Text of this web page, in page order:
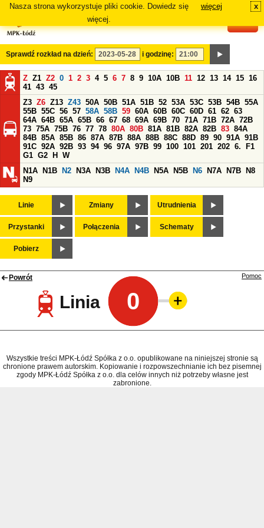
Nasza strona wykorzystuje pliki cookie. Dowiedz się
więcej.
więcej x
Sprawdź rozkład na dzień: i godzinę:
Z Z1 Z2 0 1 2 3 4 5 6 7 8 9 10A 10B 11 12 13 14 15 16
41 43 45
Z3 Z6 Z13 Z43 50A 50B 51A 51B 52 53A 53C 53B 54B 55A
55B 55C 56 57 58A 58B 59 60A 60B 60C 60D 61 62 63
64A 64B 65A 65B 66 67 68 69A 69B 70 71A 71B 72A 72B
73 75A 75B 76 77 78 80A 80B 81A 81B 82A 82B 83 84A
84B 85A 85B 86 87A 87B 88A 88B 88C 88D 89 90 91A 91B
91C 92A 92B 93 94 96 97A 97B 99 100 101 201 202 6.
F1
G1 G2 H
W
N1A
N1B N2 N3A N3B N4A N4B N5A N5B N6 N7A N7B
N8
N9
Linie Zmiany Utrudnienia
Przystanki Połączenia Schematy
Pobierz
Powrót
Linia 0
Pomoc
Wszystkie treści MPK-Łódź Spółka z o.o. opublikowane na niniejszej stronie są
chronione prawem autorskim. Kopiowanie i rozpowszechnianie ich bez pisemnej
zgody MPK-Łódź Spółka z o.o. dla celów innych niż potrzeby własne jest
zabronione.